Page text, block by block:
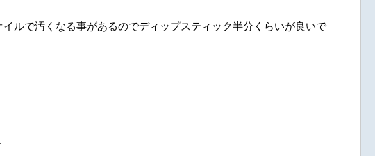
イルで汚くなる事があるのでディップスティック半分くらいが良いで